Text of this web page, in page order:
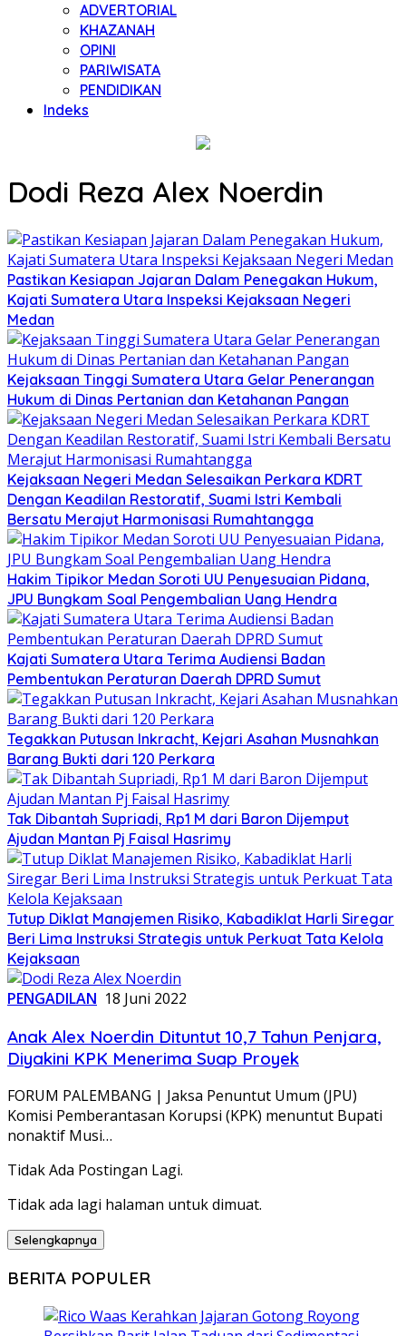
ADVERTORIAL
KHAZANAH
OPINI
PARIWISATA
PENDIDIKAN
Indeks
Dodi Reza Alex Noerdin
Pastikan Kesiapan Jajaran Dalam Penegakan Hukum,
Kajati Sumatera Utara Inspeksi Kejaksaan Negeri
Medan
Kejaksaan Tinggi Sumatera Utara Gelar Penerangan
Hukum di Dinas Pertanian dan Ketahanan Pangan
Kejaksaan Negeri Medan Selesaikan Perkara KDRT
Dengan Keadilan Restoratif, Suami Istri Kembali
Bersatu Merajut Harmonisasi Rumahtangga
Hakim Tipikor Medan Soroti UU Penyesuaian Pidana,
JPU Bungkam Soal Pengembalian Uang Hendra
Kajati Sumatera Utara Terima Audiensi Badan
Pembentukan Peraturan Daerah DPRD Sumut
Tegakkan Putusan Inkracht, Kejari Asahan Musnahkan
Barang Bukti dari 120 Perkara
Tak Dibantah Supriadi, Rp1 M dari Baron Dijemput
Ajudan Mantan Pj Faisal Hasrimy
Tutup Diklat Manajemen Risiko, Kabadiklat Harli Siregar
Beri Lima Instruksi Strategis untuk Perkuat Tata Kelola
Kejaksaan
PENGADILAN 18 Juni 2022
Anak Alex Noerdin Dituntut 10,7 Tahun Penjara,
Diyakini KPK Menerima Suap Proyek
FORUM PALEMBANG | Jaksa Penuntut Umum (JPU)
Komisi Pemberantasan Korupsi (KPK) menuntut Bupati
nonaktif Musi…
Tidak Ada Postingan Lagi.
Tidak ada lagi halaman untuk dimuat.
Selengkapnya
BERITA POPULER